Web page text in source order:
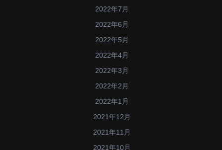
2022年7月
2022年6月
2022年5月
2022年4月
2022年3月
2022年2月
2022年1月
2021年12月
2021年11月
2021年10月